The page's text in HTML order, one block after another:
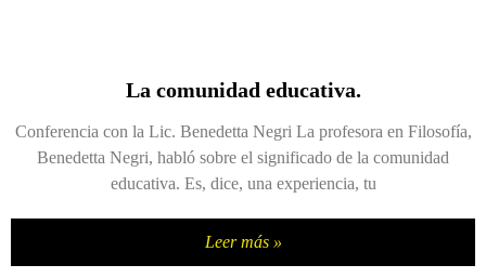
La comunidad educativa.
Conferencia con la Lic. Benedetta Negri La profesora en Filosofía,
Benedetta Negri, habló sobre el significado de la comunidad
educativa. Es, dice, una experiencia, tu
Leer más »